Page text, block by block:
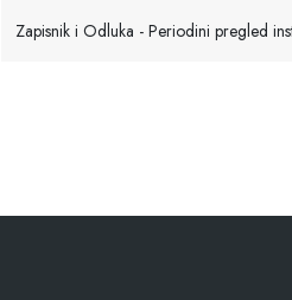
Zapisnik i Odluka - Periodini pregled